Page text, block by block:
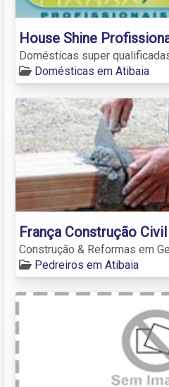
House Shine
Domésticas super
Domésticas em Atibaia
França Construção Civil
Construção & Reformas em
Pedreiros em Atibaia